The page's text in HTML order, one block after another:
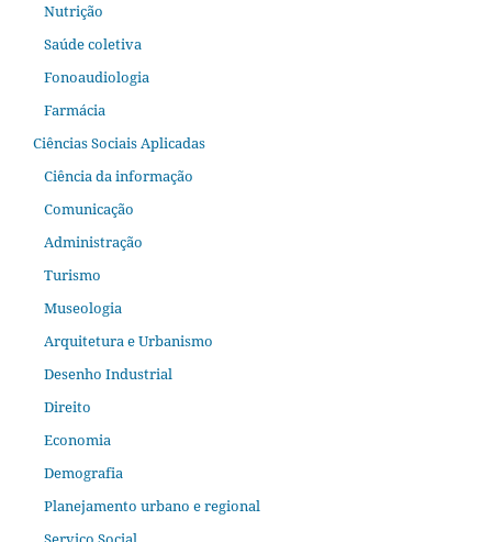
Nutrição
Saúde coletiva
Fonoaudiologia
Farmácia
Ciências Sociais Aplicadas
Ciência da informação
Comunicação
Administração
Turismo
Museologia
Arquitetura e Urbanismo
Desenho Industrial
Direito
Economia
Demografia
Planejamento urbano e regional